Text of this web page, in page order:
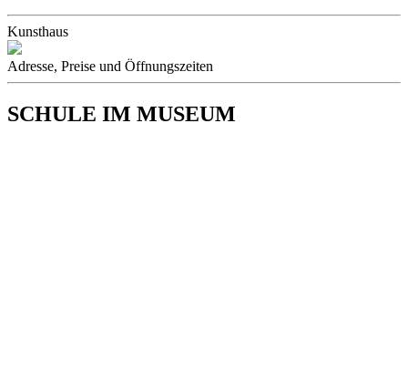
Kunsthaus
Adresse, Preise und Öffnungszeiten
SCHULE IM MUSEUM